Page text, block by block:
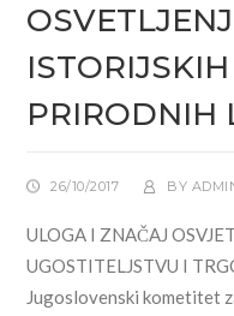
PRIRODNIH
26/10/2017 BY
ULOGA I ZNAČAJ
UGOSTITELJSTVU I
Jugoslovenski kometitet